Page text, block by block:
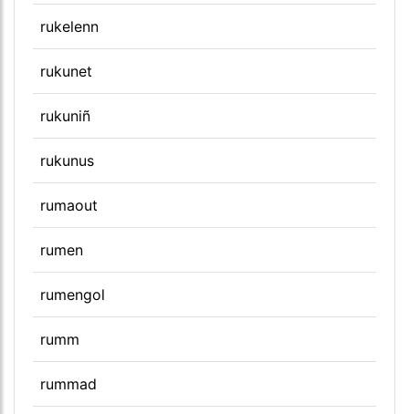
rukelenn
rukunet
rukuniñ
rukunus
rumaout
rumen
rumengol
rumm
rummad